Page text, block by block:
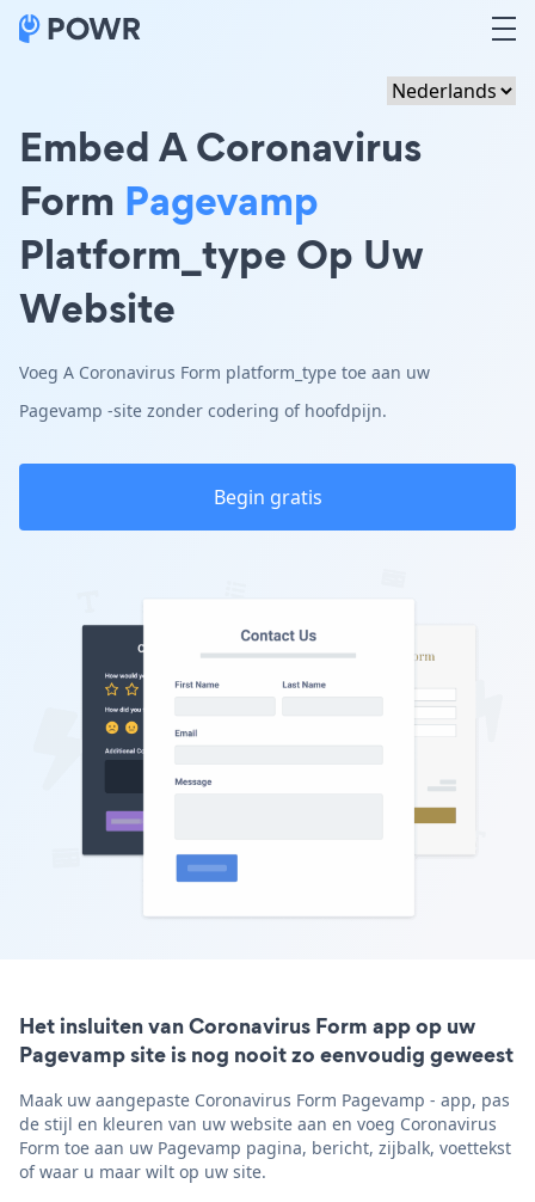
Embed A Coronavirus
Form Pagevamp
Platform_type Op Uw
Website
Voeg A Coronavirus Form platform_type toe aan uw
Pagevamp -site zonder codering of hoofdpijn.
Begin gratis
Het insluiten van Coronavirus Form app op uw
Pagevamp site is nog nooit zo eenvoudig geweest
Maak uw aangepaste Coronavirus Form Pagevamp - app, pas
de stijl en kleuren van uw website aan en voeg Coronavirus
Form toe aan uw Pagevamp pagina, bericht, zijbalk, voettekst
of waar u maar wilt op uw site.